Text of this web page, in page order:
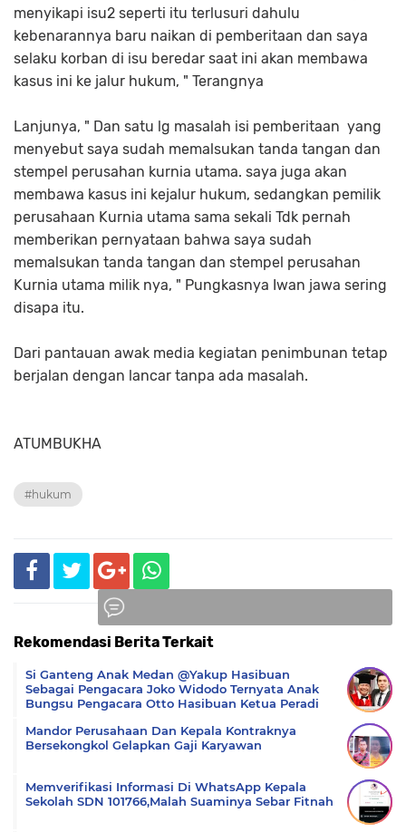
menyikapi isu2 seperti itu terlusuri dahulu
kebenarannya baru naikan di pemberitaan dan saya
selaku korban di isu beredar saat ini akan membawa
kasus ini ke jalur hukum, " Terangnya
Lanjunya, " Dan satu lg masalah isi pemberitaan yang
menyebut saya sudah memalsukan tanda tangan dan
stempel perusahan kurnia utama. saya juga akan
membawa kasus ini kejalur hukum, sedangkan pemilik
perusahaan Kurnia utama sama sekali Tdk pernah
memberikan pernyataan bahwa saya sudah
memalsukan tanda tangan dan stempel perusahan
Kurnia utama milik nya, " Pungkasnya Iwan jawa sering
disapa itu.
Dari pantauan awak media kegiatan penimbunan tetap
berjalan dengan lancar tanpa ada masalah.
ATUMBUKHA
#hukum
Rekomendasi Berita Terkait
Si Ganteng Anak Medan @Yakup Hasibuan
Sebagai Pengacara Joko Widodo Ternyata Anak
Bungsu Pengacara Otto Hasibuan Ketua Peradi
Mandor Perusahaan Dan Kepala Kontraknya
Bersekongkol Gelapkan Gaji Karyawan
Memverifikasi Informasi Di WhatsApp Kepala
Sekolah SDN 101766,Malah Suaminya Sebar Fitnah